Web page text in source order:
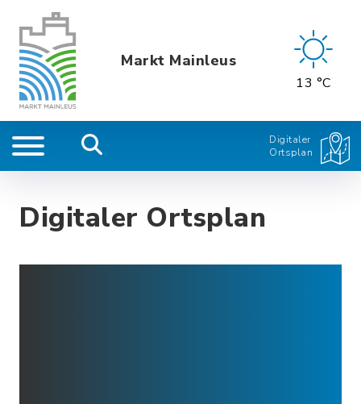
Markt Mainleus
13 °C
Digitaler
Ortsplan
Digitaler Ortsplan